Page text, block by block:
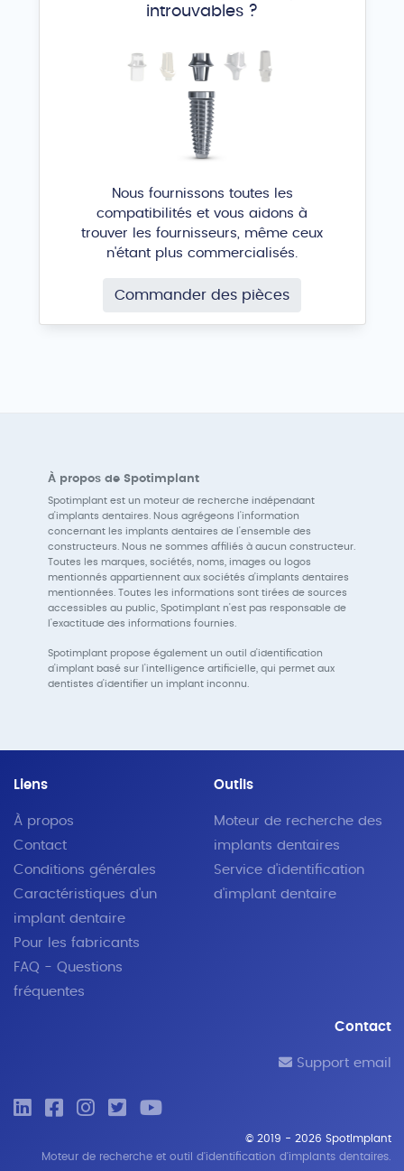
introuvables ?
Nous fournissons toutes les
compatibilités et vous aidons à
trouver les fournisseurs, même ceux
n'étant plus commercialisés.
Commander des pièces
À propos de Spotimplant
Spotimplant est un moteur de recherche indépendant
d'implants dentaires. Nous agrégeons l'information
concernant les implants dentaires de l'ensemble des
constructeurs. Nous ne sommes affiliés à aucun constructeur.
Toutes les marques, sociétés, noms, images ou logos
mentionnés appartiennent aux sociétés d'implants dentaires
mentionnées. Toutes les informations sont tirées de sources
accessibles au public, Spotimplant n'est pas responsable de
l'exactitude des informations fournies.
Spotimplant propose également un outil d'identification
d'implant basé sur l'intelligence artificielle, qui permet aux
dentistes d'identifier un implant inconnu.
Liens
À propos
Contact
Conditions générales
Caractéristiques d'un
implant dentaire
Pour les fabricants
FAQ - Questions
fréquentes
Outils
Moteur de recherche des
implants dentaires
Service d'identification
d'implant dentaire
Contact
Support email
© 2019 - 2026 SpotImplant
Moteur de recherche et outil d'identification d'implants dentaires.